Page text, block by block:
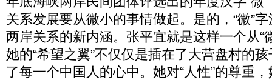
关系发展要从微小的事情做起。是的，“微”
两岸关系的新内涵。张平宜就是这样一个从“
她的“希望之翼”不仅仅是插在了大营盘村的
了每一个中国人的心中。她对“人性”的尊重，